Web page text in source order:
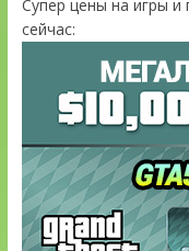
Супер цены на игры и
сейчас: